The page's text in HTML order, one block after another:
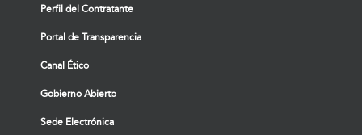
Perfil del Contratante
Portal de Transparencia
Canal Ético
Gobierno Abierto
Sede Electrónica